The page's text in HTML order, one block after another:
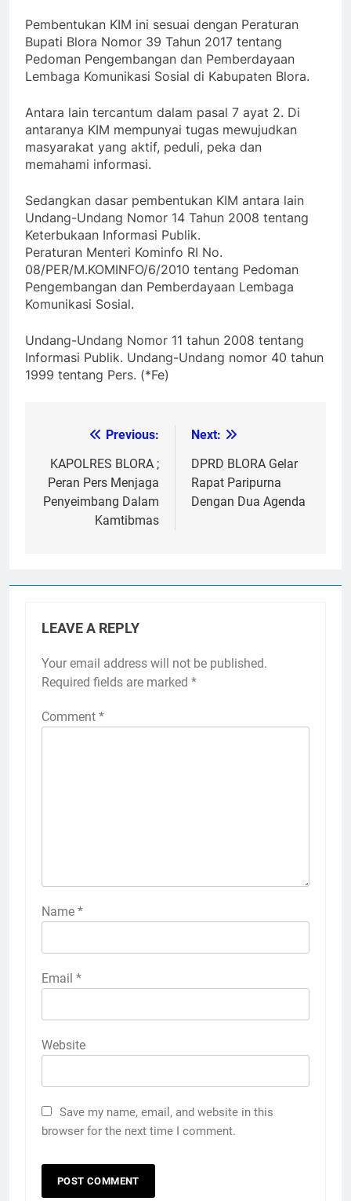
Pembentukan KIM ini sesuai dengan Peraturan
Bupati Blora Nomor 39 Tahun 2017 tentang
Pedoman Pengembangan dan Pemberdayaan
Lembaga Komunikasi Sosial di Kabupaten Blora.
Antara lain tercantum dalam pasal 7 ayat 2. Di
antaranya KIM mempunyai tugas mewujudkan
masyarakat yang aktif, peduli, peka dan
memahami informasi.
Sedangkan dasar pembentukan KIM antara lain
Undang-Undang Nomor 14 Tahun 2008 tentang
Keterbukaan Informasi Publik.
Peraturan Menteri Kominfo RI No.
08/PER/M.KOMINFO/6/2010 tentang Pedoman
Pengembangan dan Pemberdayaan Lembaga
Komunikasi Sosial.
Undang-Undang Nomor 11 tahun 2008 tentang
Informasi Publik. Undang-Undang nomor 40 tahun
1999 tentang Pers. (*Fe)
navigation
Previous:
KAPOLRES BLORA ;
Peran Pers Menjaga
Penyeimbang Dalam
Kamtibmas
Next:
DPRD BLORA Gelar
Rapat Paripurna
Dengan Dua Agenda
LEAVE A REPLY
Your email address will not be published.
Required fields are marked *
Comment *
Name *
Email *
Website
Save my name, email, and website in this
browser for the next time I comment.